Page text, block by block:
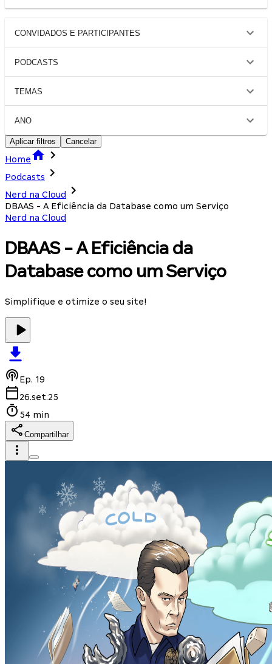
CONVIDADOS E PARTICIPANTES
PODCASTS
TEMAS
ANO
Aplicar filtros Cancelar
Home
Podcasts
Nerd na Cloud
DBAAS - A Eficiência da Database como um Serviço
Nerd na Cloud
DBAAS - A Eficiência da
Database como um Serviço
Simplifique e otimize o seu site!
Ep. 19
26.set.25
54 min
Compartilhar